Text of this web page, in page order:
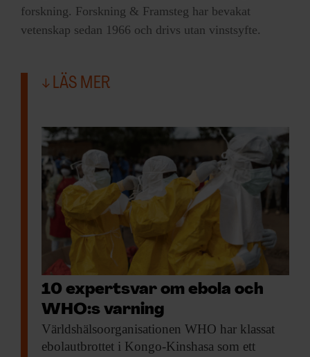
forskning. Forskning & Framsteg har bevakat
vetenskap sedan 1966 och drivs utan vinstsyfte.
LÄS MER
10 expertsvar om ebola och
WHO:s varning
Världshälsoorganisationen WHO har klassat
ebolautbrottet i Kongo-Kinshasa som ett